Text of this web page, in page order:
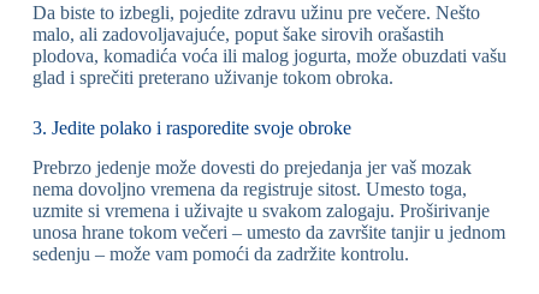
Da biste to izbegli, pojedite zdravu užinu pre večere. Nešto
malo, ali zadovoljavajuće, poput šake sirovih orašastih
plodova, komadića voća ili malog jogurta, može obuzdati vašu
glad i sprečiti preterano uživanje tokom obroka.
3. Jedite polako i rasporedite svoje obroke
Prebrzo jedenje može dovesti do prejedanja jer vaš mozak
nema dovoljno vremena da registruje sitost. Umesto toga,
uzmite si vremena i uživajte u svakom zalogaju. Proširivanje
unosa hrane tokom večeri – umesto da završite tanjir u jednom
sedenju – može vam pomoći da zadržite kontrolu.